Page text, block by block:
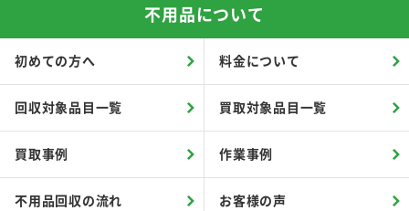
不用品について
初めての方へ 料金について
回収対象品目一覧 買取対象品目一覧
買取事例 作業事例
不用品回収の流れ お客様の声